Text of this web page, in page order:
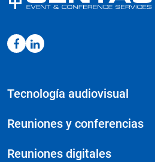
Tecnología audiovisual
Reuniones y conferencias
Reuniones digitales